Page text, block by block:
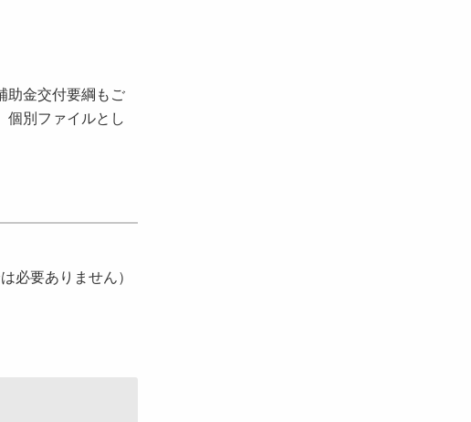
助金交付要綱もご
個別ファイルとし
必要ありません）